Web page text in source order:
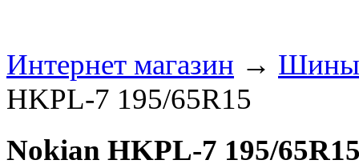
Интернет магазин → Шины
HKPL-7 195/65R15
Nokian HKPL-7 195/